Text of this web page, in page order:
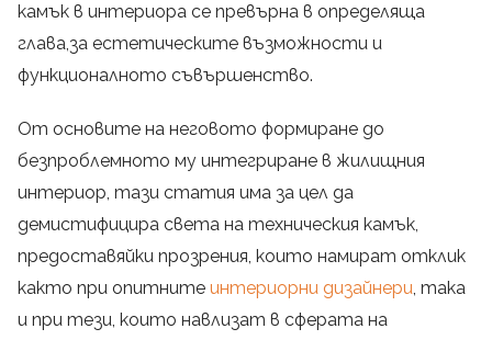
камък в интериора се превърна в определяща
глава,за естетическите възможности и
функционалното съвършенство.
От основите на неговото формиране до
безпроблемното му интегриране в жилищния
интериор, тази статия има за цел да
демистифицира света на техническия камък,
предоставяйки прозрения, които намират отклик
както при опитните интериорни дизайнери, така
и при тези, които навлизат в сферата на